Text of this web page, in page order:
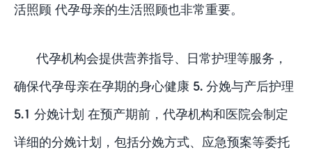
活照顾 代孕母亲的生活照顾也非常重要。
代孕机构会提供营养指导、日常护理等服务，
确保代孕母亲在孕期的身心健康 5. 分娩与产后护理
5.1 分娩计划 在预产期前，代孕机构和医院会制定
详细的分娩计划，包括分娩方式、应急预案等委托